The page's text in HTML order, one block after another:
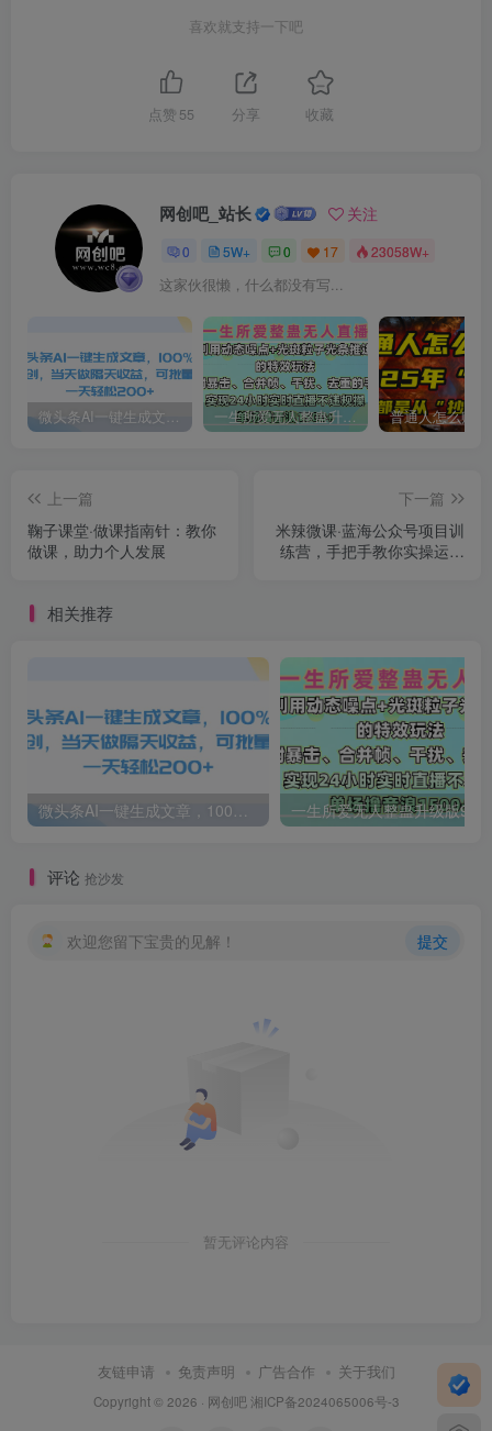
喜欢就支持一下吧
点赞 55 分享 收藏
网创吧_站长 关注
0 5W+ 0 17 23058W+
这家伙很懒，什么都没有写...
微头条AI一键生成文章，100%过原创，当天做隔天收益，可批量，一天轻松200+ 一生所爱无人整蛊升级版9.0，利用动态噪点+光斑粒子光条推进的特效玩法，内附暴击、合并帧、干扰、去重的手法，实现24小时实时直播不违规操，单场日入1500+，小白也能无脑驾驭
上一篇
鞠子课堂·做课指南针：教你
做课，助力个人发展
下一篇
米辣微课·蓝海公众号项目训
练营，手把手教你实操运营
相关推荐
微头条AI一键生成文章，100%过原创，当天做隔天收益，可批量，一天轻松200+
评论 抢沙发
欢迎您留下宝贵的见解！ 提交
暂无评论内容
友链申请 免责声明 广告合作 关于我们
Copyright © 2026 · 网创吧 湘ICP备2024065006号-3